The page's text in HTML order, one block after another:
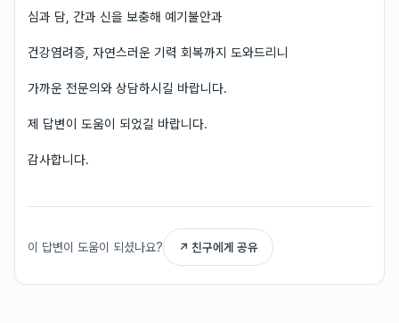
심과 담, 간과 신을 보충해 예기불안과
건강염려증, 자연스러운 기력 회복까지 도와드리니
가까운 전문의와 상담하시길 바랍니다.
제 답변이 도움이 되었길 바랍니다.
감사합니다.
이 답변이 도움이 되셨나요? ↗ 친구에게 공유